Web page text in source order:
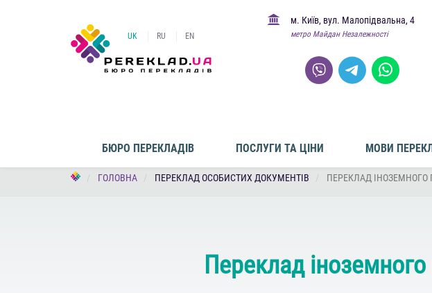
UK RU EN
м. Київ, вул. Малопідвальна, 4
метро Майдан Незалежності
БЮРО ПЕРЕКЛАДІВ ПОСЛУГИ ТА ЦІНИ МОВИ
ГОЛОВНА ПЕРЕКЛАД ОСОБИСТИХ ДОКУМЕНТІВ ПЕРЕКЛАД ІНОЗЕМНОГО
Переклад